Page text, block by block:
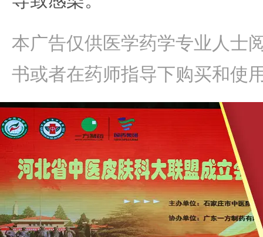
本广告仅供医学药学专业人士
书或者在药师指导下购买和使